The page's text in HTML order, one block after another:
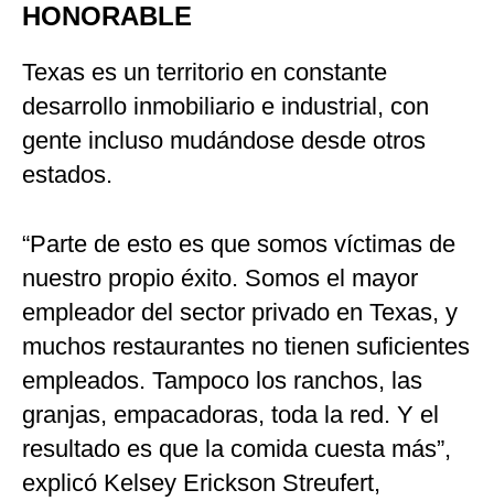
HONORABLE
Texas es un territorio en constante
desarrollo inmobiliario e industrial, con
gente incluso mudándose desde otros
estados.
“Parte de esto es que somos víctimas de
nuestro propio éxito. Somos el mayor
empleador del sector privado en Texas, y
muchos restaurantes no tienen suficientes
empleados. Tampoco los ranchos, las
granjas, empacadoras, toda la red. Y el
resultado es que la comida cuesta más”,
explicó Kelsey Erickson Streufert,